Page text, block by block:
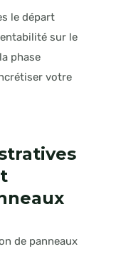
le départ
sur le
phase
votre
de panneaux